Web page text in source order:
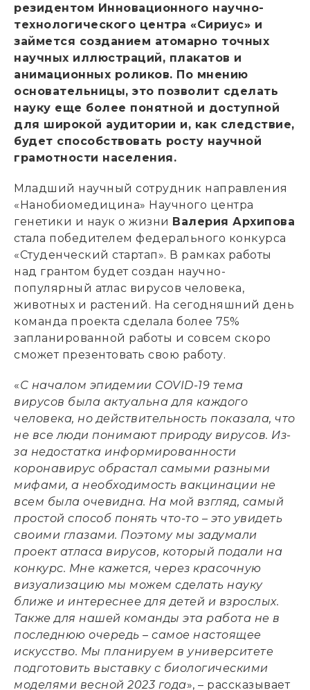
резидентом Инновационного научно-
технологического центра «Сириус» и
займется созданием атомарно точных
научных иллюстраций, плакатов и
анимационных роликов. По мнению
основательницы, это позволит сделать
науку еще более понятной и доступной
для широкой аудитории и, как следствие,
будет способствовать росту научной
грамотности населения.
Младший научный сотрудник направления
«Нанобиомедицина» Научного центра
генетики и наук о жизни Валерия Архипова
стала победителем федерального конкурса
«Студенческий стартап». В рамках работы
над грантом будет создан научно-
популярный атлас вирусов человека,
животных и растений. На сегодняшний день
команда проекта сделала более 75%
запланированной работы и совсем скоро
сможет презентовать свою работу.
«С началом эпидемии COVID-19 тема
вирусов была актуальна для каждого
человека, но действительность показала, что
не все люди понимают природу вирусов. Из-
за недостатка информированности
коронавирус обрастал самыми разными
мифами, а необходимость вакцинации не
всем была очевидна. На мой взгляд, самый
простой способ понять что-то – это увидеть
своими глазами. Поэтому мы задумали
проект атласа вирусов, который подали на
конкурс. Мне кажется, через красочную
визуализацию мы можем сделать науку
ближе и интереснее для детей и взрослых.
Также для нашей команды эта работа не в
последнюю очередь – самое настоящее
искусство. Мы планируем в университете
подготовить выставку с биологическими
моделями весной 2023 года», – рассказывает